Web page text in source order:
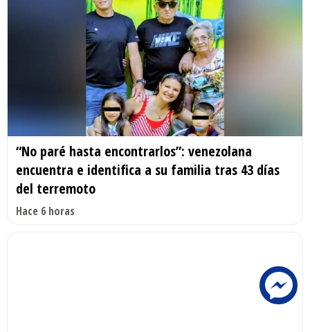
“No paré hasta encontrarlos”: venezolana
encuentra e identifica a su familia tras 43 días
del terremoto
Hace 6 horas